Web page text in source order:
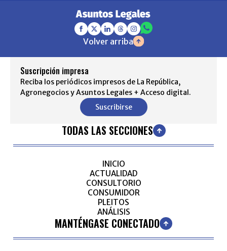
Volver arriba
Suscripción impresa
Reciba los periódicos impresos de La República,
Agronegocios y Asuntos Legales + Acceso digital.
Suscribirse
TODAS LAS SECCIONES
INICIO
ACTUALIDAD
CONSULTORIO
CONSUMIDOR
PLEITOS
ANÁLISIS
MANTÉNGASE CONECTADO